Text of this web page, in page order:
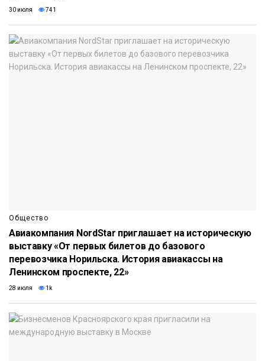
30 июля 741
Общество
Авиакомпания NordStar приглашает на историческую
выставку «От первых билетов до базового
перевозчика Норильска. История авиакассы на
Ленинском проспекте, 22»
28 июля 1k